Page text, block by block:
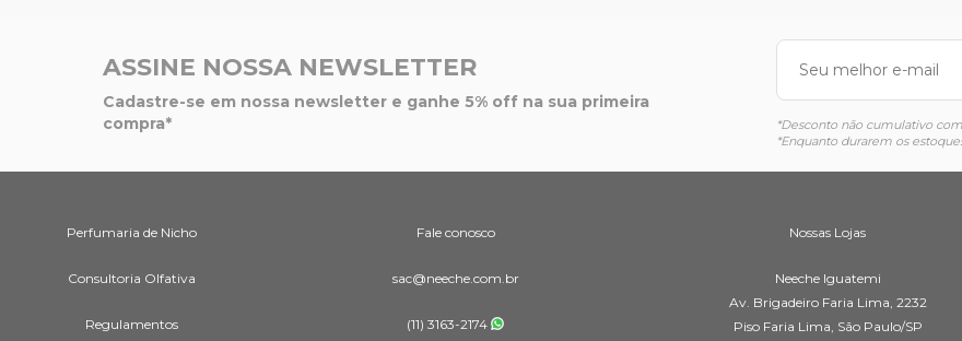
ASSINE NOSSA NEWSLETTER
Cadastre-se em nossa newsletter e ganhe 5% off na sua primeira
compra*
*Desconto não cumulativo
*Enquanto durarem os
Perfumaria de Nicho
Consultoria Olfativa
Regulamentos
Fale conosco
sac@neeche.com.br
(11) 3163-2174
Nossas Lojas
Neeche Iguatemi
Av. Brigadeiro Faria Lima, 2232
Piso Faria Lima, São Paulo/SP